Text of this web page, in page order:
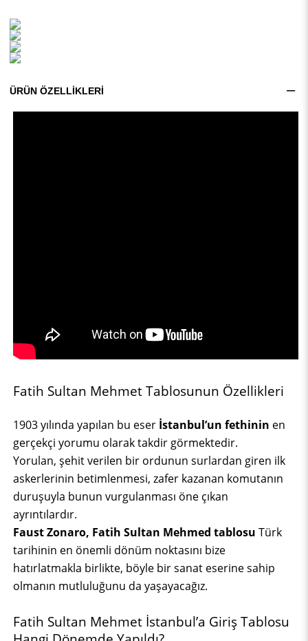
ÜRÜN ÖZELLIKLERI
Fatih Sultan Mehmet Tablosunun Özellikleri
1903 yılında yapılan bu eser İstanbul’un fethinin en
gerçekçi yorumu olarak takdir görmektedir.
Yorulan, şehit verilen bir ordunun surlardan giren ilk
askerlerinin betimlenmesi, zafer kazanan komutanın
duruşuyla bunun vurgulanması öne çıkan
ayrıntılardır.
Faust Zonaro, Fatih Sultan Mehmed tablosu Türk
tarihinin en önemli dönüm noktasını bize
hatırlatmakla birlikte, böyle bir sanat eserine sahip
olmanın mutluluğunu da yaşayacağız.
Fatih Sultan Mehmet İstanbul’a Giriş Tablosu